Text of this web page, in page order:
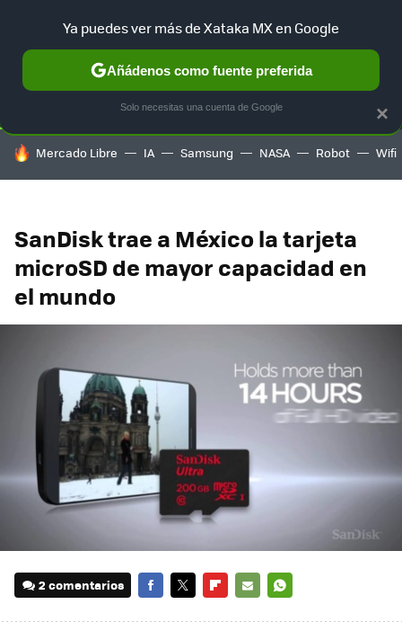
SELECCIÓN GAMING HOME AUTO TERRITORIO
HOY SE HABLA DE
Mercado Libre IA Samsung NASA Robot Wifi
SanDisk trae a México la tarjeta
microSD de mayor capacidad en
el mundo
2 comentarios
×
Ya puedes ver más de Xataka MX en Google
Añádenos como fuente preferida
Solo necesitas una cuenta de Google